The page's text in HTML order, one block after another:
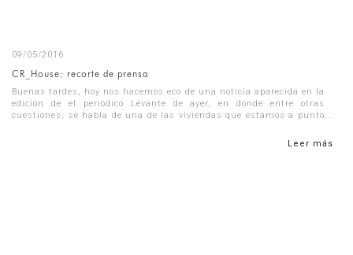
09/05/2016
CR_House: recorte de prensa
Buenas tardes, hoy nos hacemos eco de una noticia aparecida en la
edición de el periódico Levante de ayer, en donde entre otras
cuestiones, se habla de una de las viviendas que estamos a punto
Leer más